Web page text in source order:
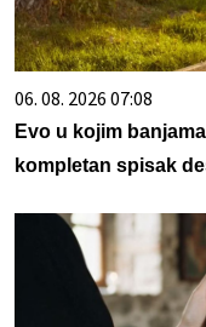
06. 08. 2026 07:08
Evo u kojim
kompletan spisak